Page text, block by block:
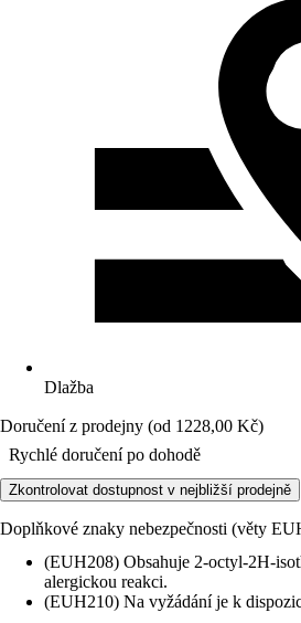
Dlažba
Doručení z prodejny (od 1228,00 Kč)
Rychlé doručení po dohodě
Zkontrolovat dostupnost v nejbližší prodejně
Doplňkové znaky nebezpečnosti (věty
(EUH208) Obsahuje 2-octyl-2H-
alergickou reakci.
(EUH210) Na vyžádání je k